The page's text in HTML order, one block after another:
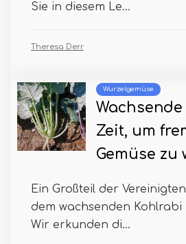
Sie in diesem Le...
Theresa Derr
Wurzelgemüse
Zeit, um
Gemüse zu
Ein Großteil der
dem wachsenden
Wir erkunden di...